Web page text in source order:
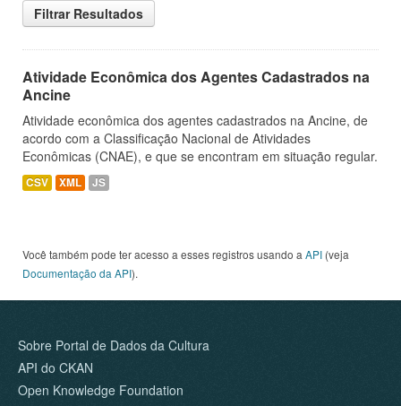
Filtrar Resultados
Atividade Econômica dos Agentes Cadastrados na
Ancine
Atividade econômica dos agentes cadastrados na Ancine, de
acordo com a Classificação Nacional de Atividades
Econômicas (CNAE), e que se encontram em situação regular.
CSV XML JS
Você também pode ter acesso a esses registros usando a API (veja
Documentação da API).
Sobre Portal de Dados da Cultura
API do CKAN
Open Knowledge Foundation